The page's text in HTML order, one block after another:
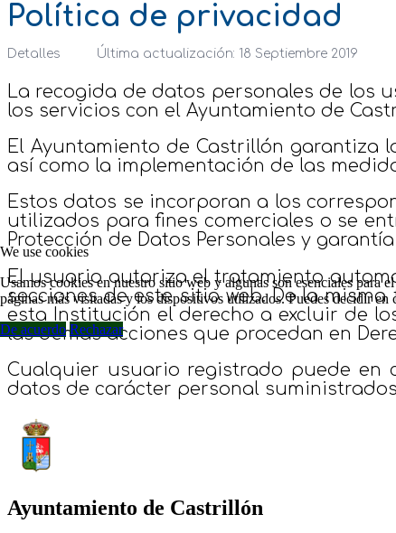
Política de privacidad
Detalles Última actualización: 18 Septiembre 2019
La recogida de datos personales de los
los servicios con el Ayuntamiento de
El Ayuntamiento de Castrillón garantiza
así como la implementación de las
Estos datos se incorporan a los
utilizados para fines comerciales o se
Protección de Datos Personales y
El usuario autoriza el tratamiento
secciones de este sitio web. De la
esta Institución el derecho a excluir de
las demás acciones que procedan en
Cualquier usuario registrado puede en
datos de carácter personal
Ayuntamiento de Castrillón
We use cookies
Usamos cookies en nuestro sitio web y algunas son esenciales
páginas más visitadas y los dispositivos utilizados. Puedes decidir
De acuerdo Rechazar